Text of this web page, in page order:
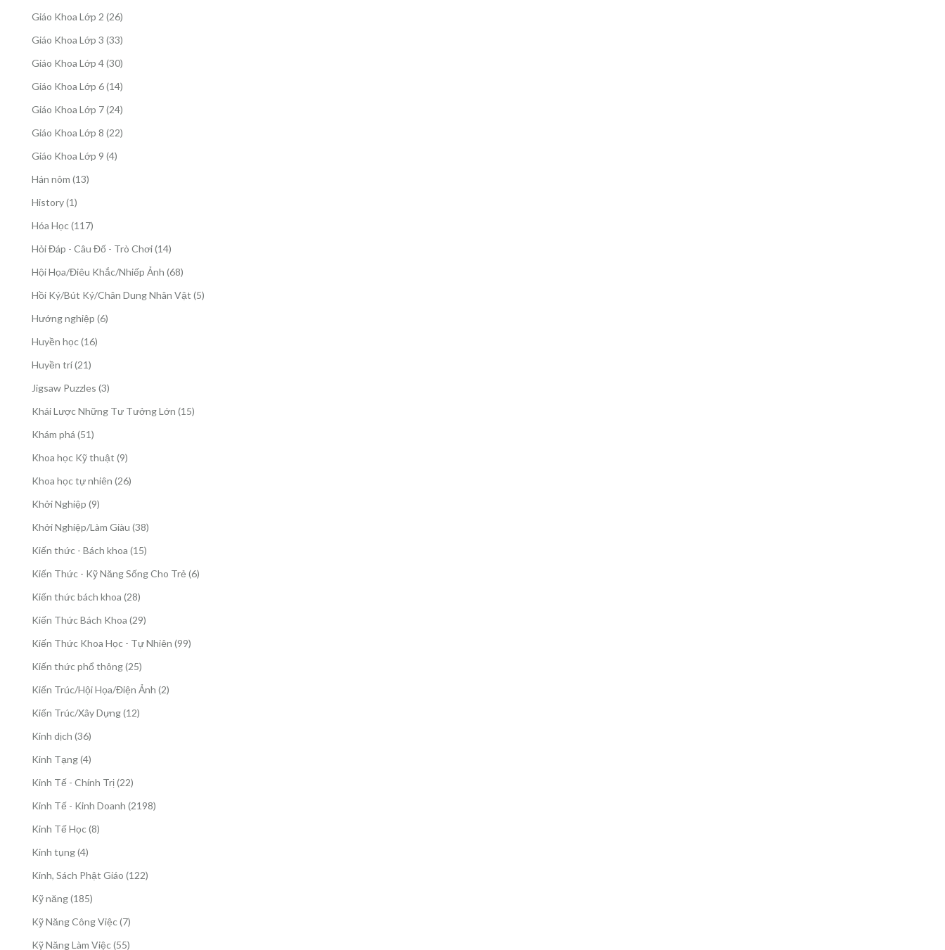
phẩm
Giáo Khoa Lớp 2 2626
phẩm
Giáo Khoa Lớp 3 3333
phẩm
Giáo Khoa Lớp 4 3030
phẩm
Giáo Khoa Lớp 6 1414
phẩm
Giáo Khoa Lớp 7 2424
phẩm
Giáo Khoa Lớp 8 2222
Giáo Khoa Lớp 9 44
Hán nôm 1313
History 11
phẩm
Hóa Học 117117
Hỏi Đáp - Câu Đố - Trò Chơi 1414
phẩm
Hội Họa/Điêu Khắc/Nhiếp Ảnh 6868
phẩm
Hồi Ký/Bút Ký/Chân Dung Nhân Vật 55
Hướng nghiệp 66
Huyền học 1616
Huyền trí 2121
phẩm
Jigsaw Puzzles 33
phẩm
Khái Lược Những Tư Tưởng Lớn 1515
Khám phá 5151
phẩm
Khoa học Kỹ thuật 99
phẩm
Khoa học tự nhiên 2626
Khởi Nghiệp 99
Khởi Nghiệp/Làm Giàu 3838
Kiến thức - Bách khoa 1515
phẩm
Kiến Thức - Kỹ Năng Sống Cho Trẻ 66
Kiến thức bách khoa 2828
phẩm
Kiến Thức Bách Khoa 2929
Kiến Thức Khoa Học - Tự Nhiên 9999
Kiến thức phổ thông 2525
sản
phẩm
Kiến Trúc/Hội Họa/Điện Ảnh 22
Kiến Trúc/Xây Dựng 1212
Kinh dịch 3636
phẩm
Kinh Tạng 44
Kinh Tế - Chính Trị 2222
phẩm
Kinh Tế - Kinh Doanh 21982198
Kinh Tế Học 88
Kinh tụng 44
phẩm
Kinh, Sách Phật Giáo 122122
Kỹ năng 185185
phẩm
Kỹ Năng Công Việc 77
Kỹ Năng Làm Việc 5555